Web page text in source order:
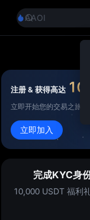
AAOI
SKYAI
UNITREE 8.10
SPCX 解禁不跌
GOLD(XAU)
AAOI
SKYAI
UNITREE 8.10 科
SPCX 解禁不跌反
注册 & 获得高达
立即开始您的交易之旅！
立即加入
完成KYC身
10,000 USDT 福利